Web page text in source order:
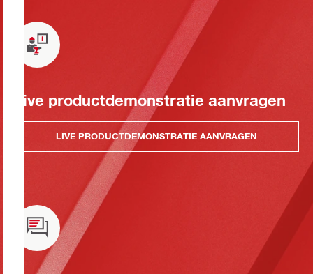
Live productdemonstratie aanvragen
LIVE PRODUCTDEMONSTRATIE AANVRAGEN